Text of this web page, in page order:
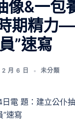
像&一包
期精力
”速寫
月 6 日 未分類
電 題：建立公仆
速寫